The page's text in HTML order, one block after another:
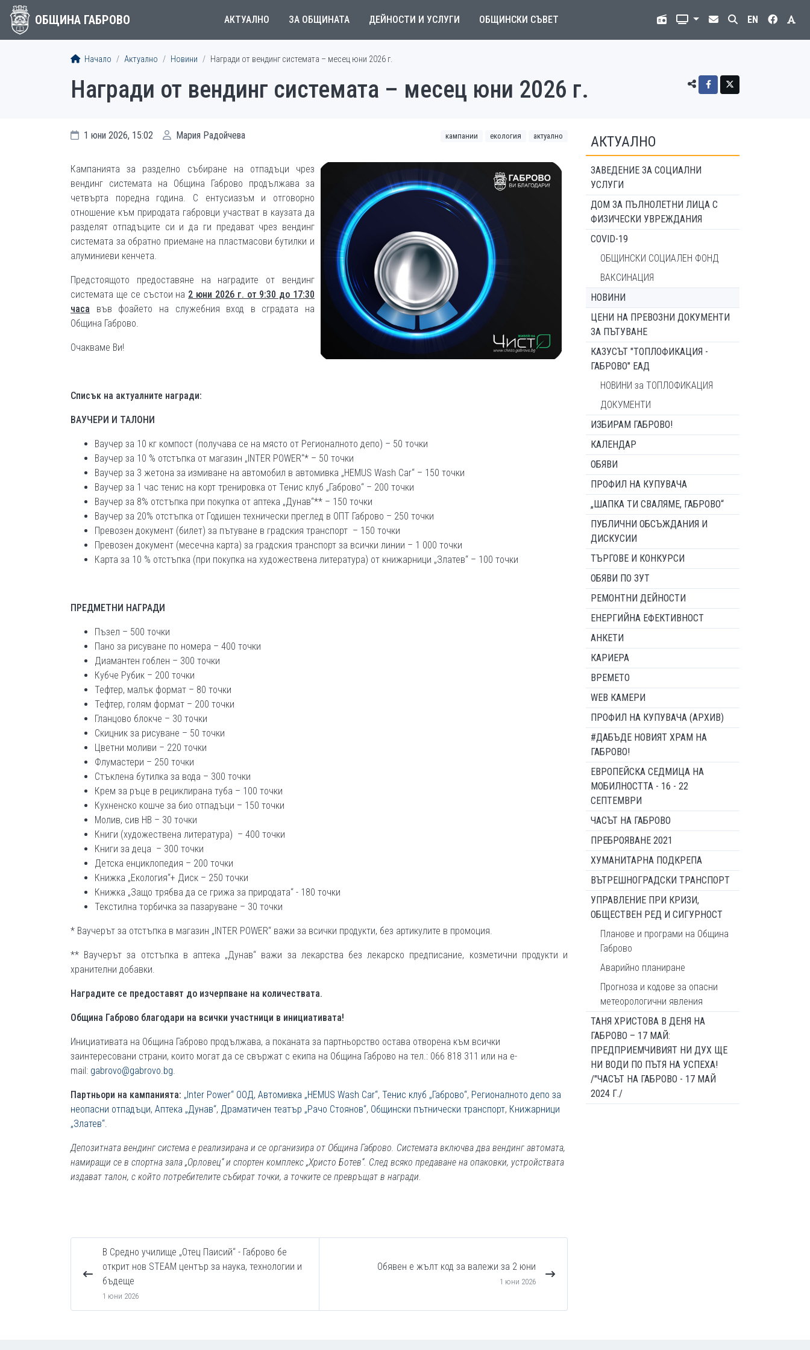
ОБЩИНА ГАБРОВО АКТУАЛНО ЗА ОБЩИНАТА ДЕЙНОСТИ И УСЛУГИ ОБЩИНСКИ СЪВЕТ EN
Начало Актуално Новини Награди от вендинг системата – месец юни 2026 г.
Награди от вендинг системата – месец юни 2026 г.
1 юни 2026, 15:02 Мария Радойчева кампании екология актуално
Кампанията за разделно събиране на отпадъци чрез
вендинг системата на Община Габрово продължава за
четвърта поредна година. С ентусиазъм и отговорно
отношение към природата габровци участват в каузата да
разделят отпадъците си и да ги предават чрез вендинг
системата за обратно приемане на пластмасови бутилки и
алуминиеви кенчета.
Предстоящото предоставяне на наградите от вендинг
системата ще се състои на 2 юни 2026 г. от 9:30 до 17:30
часа във фоайето на служебния вход в сградата на
Община Габрово.
Очакваме Ви!
Списък на актуалните награди:
ВАУЧЕРИ И ТАЛОНИ
Ваучер за 10 кг компост (получава се на място от Регионалното депо) – 50 точки
Ваучер за 10 % отстъпка от магазин „INTER POWER“* – 50 точки
Ваучер за 3 жетона за измиване на автомобил в автомивка „HEMUS Wash Car“ – 150 точки
Ваучер за 1 час тенис на корт тренировка от Тенис клуб „Габрово“ – 200 точки
Ваучер за 8% отстъпка при покупка от аптека „Дунав“** – 150 точки
Ваучер за 20% отстъпка от Годишен технически преглед в ОПТ Габрово – 250 точки
Превозен документ (билет) за пътуване в градския транспорт – 150 точки
Превозен документ (месечна карта) за градския транспорт за всички линии – 1 000 точки
Карта за 10 % отстъпка (при покупка на художествена литература) от книжарници „Златев“ – 100 точки
ПРЕДМЕТНИ НАГРАДИ
Пъзел – 500 точки
Пано за рисуване по номера – 400 точки
Диамантен гоблен – 300 точки
Кубче Рубик – 200 точки
Тефтер, малък формат – 80 точки
Тефтер, голям формат – 200 точки
Гланцово блокче – 30 точки
Скицник за рисуване – 50 точки
Цветни моливи – 220 точки
Флумастери – 250 точки
Стъклена бутилка за вода – 300 точки
Крем за ръце в рециклирана туба – 100 точки
Кухненско кошче за био отпадъци – 150 точки
Молив, сив НВ – 30 точки
Книги (художествена литература) – 400 точки
Книги за деца – 300 точки
Детска енциклопедия – 200 точки
Книжка „Екология“+ Диск – 250 точки
Книжка „Защо трябва да се грижа за природата“ - 180 точки
Текстилна торбичка за пазаруване – 30 точки
* Ваучерът за отстъпка в магазин „INTER POWER“ важи за всички продукти, без артикулите в промоция.
** Ваучерът за отстъпка в аптека „Дунав“ важи за лекарства без лекарско предписание, козметични продукти и
хранителни добавки.
Наградите се предоставят до изчерпване на количествата.
Община Габрово благодари на всички участници в инициативата!
Инициативата на Община Габрово продължава, а поканата за партньорство остава отворена към всички
заинтересовани страни, които могат да се свържат с екипа на Община Габрово на тел.: 066 818 311 или на e-
mail: gabrovo@gabrovo.bg.
Партньори на кампанията: „Inter Power“ ООД, Автомивка „HEMUS Wash Car“, Тенис клуб „Габрово“, Регионалното депо за
неопасни отпадъци, Аптека „Дунав“, Драматичен театър „Рачо Стоянов“, Общински пътнически транспорт, Книжарници
„Златев“.
Депозитната вендинг система е реализирана и се организира от Община Габрово. Системата включва два вендинг автомата,
намиращи се в спортна зала „Орловец“ и спортен комплекс „Христо Ботев“. След всяко предаване на опаковки, устройствата
издават талон, с който потребителите събират точки, а точките се превръщат в награди.
В Средно училище „Отец Паисий“ - Габрово бе
открит нов STEAM център за наука, технологии и
бъдеще
1 юни 2026
Обявен е жълт код за валежи за 2 юни
1 юни 2026
АКТУАЛНО
ЗАВЕДЕНИЕ ЗА СОЦИАЛНИ
УСЛУГИ
ДОМ ЗА ПЪЛНОЛЕТНИ ЛИЦА С
ФИЗИЧЕСКИ УВРЕЖДАНИЯ
COVID-19
ОБЩИНСКИ СОЦИАЛЕН ФОНД
ВАКСИНАЦИЯ
НОВИНИ
ЦЕНИ НА ПРЕВОЗНИ ДОКУМЕНТИ
ЗА ПЪТУВАНЕ
КАЗУСЪТ "ТОПЛОФИКАЦИЯ -
ГАБРОВО" ЕАД
НОВИНИ за ТОПЛОФИКАЦИЯ
ДОКУМЕНТИ
ИЗБИРАМ ГАБРОВО!
КАЛЕНДАР
ОБЯВИ
ПРОФИЛ НА КУПУВАЧА
„ШАПКА ТИ СВАЛЯМЕ, ГАБРОВО“
ПУБЛИЧНИ ОБСЪЖДАНИЯ И
ДИСКУСИИ
ТЪРГОВЕ И КОНКУРСИ
ОБЯВИ ПО ЗУТ
РЕМОНТНИ ДЕЙНОСТИ
ЕНЕРГИЙНА ЕФЕКТИВНОСТ
АНКЕТИ
КАРИЕРА
ВРЕМЕТО
WEB КАМЕРИ
ПРОФИЛ НА КУПУВАЧА (АРХИВ)
#ДАБЪДЕ НОВИЯТ ХРАМ НА
ГАБРОВО!
ЕВРОПЕЙСКА СЕДМИЦА НА
МОБИЛНОСТТА - 16 - 22
СЕПТЕМВРИ
ЧАСЪТ НА ГАБРОВО
ПРЕБРОЯВАНЕ 2021
ХУМАНИТАРНА ПОДКРЕПА
ВЪТРЕШНОГРАДСКИ ТРАНСПОРТ
УПРАВЛЕНИЕ ПРИ КРИЗИ,
ОБЩЕСТВЕН РЕД И СИГУРНОСТ
Планове и програми на Община
Габрово
Аварийно планиране
Прогноза и кодове за опасни
метеорологични явления
ТАНЯ ХРИСТОВА В ДЕНЯ НА
ГАБРОВО – 17 МАЙ:
ПРЕДПРИЕМЧИВИЯТ НИ ДУХ ЩЕ
НИ ВОДИ ПО ПЪТЯ НА УСПЕХА!
/"ЧАСЪТ НА ГАБРОВО - 17 МАЙ
2024 Г./